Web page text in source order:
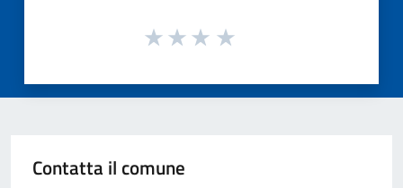
Contatta il comune